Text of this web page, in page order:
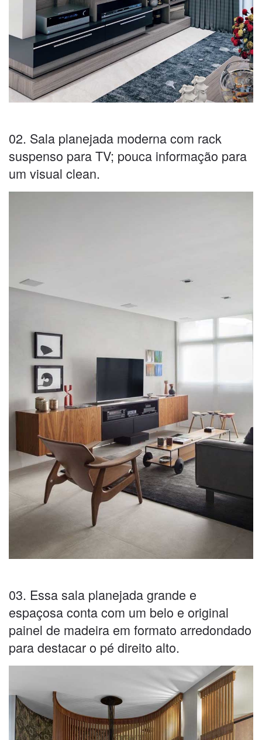
02. Sala planejada moderna com rack
suspenso para TV; pouca informação para
um visual clean.
03. Essa sala planejada grande e
espaçosa conta com um belo e original
painel de madeira em formato arredondado
para destacar o pé direito alto.